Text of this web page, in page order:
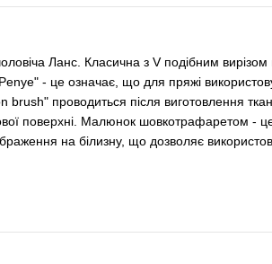
Ланс. Класична з V подібним вирізом
​​- це означає, що для пряжі
brush" проводиться після виготовлення
поверхні. Малюнок шовкотрафаретом -
на білизну, що дозволяє